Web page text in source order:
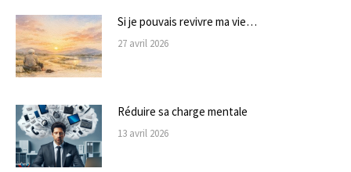
Si je pouvais revivre ma vie…
27 avril 2026
Réduire sa charge mentale
13 avril 2026